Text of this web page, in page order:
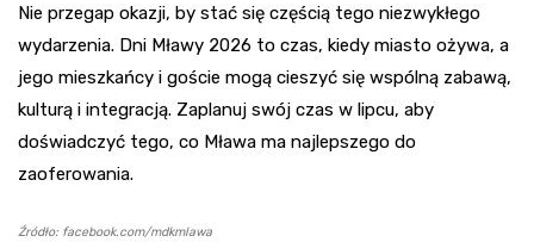
Nie przegap okazji, by stać się częścią tego niezwykłego
wydarzenia. Dni Mławy 2026 to czas, kiedy miasto ożywa, a
jego mieszkańcy i goście mogą cieszyć się wspólną zabawą,
kulturą i integracją. Zaplanuj swój czas w lipcu, aby
doświadczyć tego, co Mława ma najlepszego do
zaoferowania.
Źródło: facebook.com/mdkmlawa